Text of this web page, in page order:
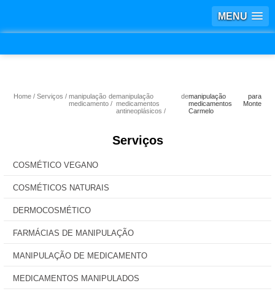
MENU
Home Serviços
manipulação de
medicamento
manipulação de
medicamentos
antineoplásicos
manipulação para
medicamentos Monte
Carmelo
Serviços
COSMÉTICO VEGANO
COSMÉTICOS NATURAIS
DERMOCOSMÉTICO
FARMÁCIAS DE MANIPULAÇÃO
MANIPULAÇÃO DE MEDICAMENTO
MEDICAMENTOS MANIPULADOS